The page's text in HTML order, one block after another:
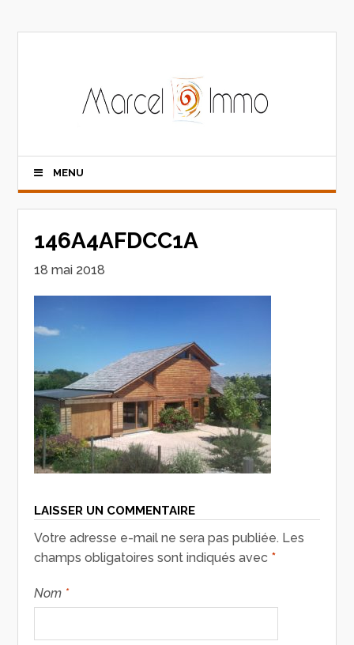
MENU
146A4AFDCC1A
18 mai 2018
LAISSER UN COMMENTAIRE
Votre adresse e-mail ne sera pas publiée. Les
champs obligatoires sont indiqués avec *
Nom *